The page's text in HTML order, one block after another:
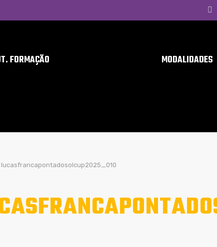
FORMAÇÃO MODALIDADES
lucasfrancapontadosolcup2025_010